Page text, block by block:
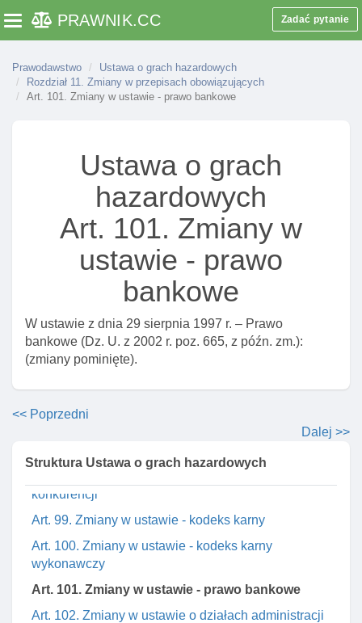
Toggle navigation
PRAWNIK.CC Zadać pytanie
Prawodawstwo
Ustawa o grach hazardowych
Rozdział 11. Zmiany w przepisach obowiązujących
Art. 101. Zmiany w ustawie - prawo bankowe
Ustawa o grach
hazardowych
Art. 101. Zmiany w
ustawie - prawo
bankowe
W ustawie z dnia 29 sierpnia 1997 r. – Prawo
bankowe (Dz. U. z 2002 r. poz. 665, z późn. zm.):
(zmiany pominięte).
<< Poprzedni
Dalej >>
Struktura Ustawa o grach hazardowych
Art. 90. Tryb wymierzania I uiszczania kary
pieniężnej
Art. 91. Stosowanie do kar pieniężnych przepisów
ordynacja podatkowa
Art. 91a. Wyłączenie stosowania do kar pieniężnych
przepisów ustawy – prawo przedsiębiorców
Rozdział 11. Zmiany w przepisach obowiązujących
Art. 92. Zmiany w ustawie o postępowaniu
egzekucyjnym w administracji
Art. 93. Zmiany w ustawie o policji
Art. 94. Zmiany w ustawie o straży granicznej
Art. 96. Zmiany w ustawie o kontroli skarbowej
konkurencji
Art. 99. Zmiany w ustawie - kodeks karny
Art. 100. Zmiany w ustawie - kodeks karny
wykonawczy
Art. 101. Zmiany w ustawie - prawo bankowe
Art. 102. Zmiany w ustawie o działach administracji